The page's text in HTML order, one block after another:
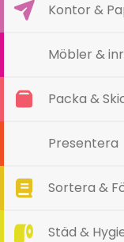
Kontor &
Möbler &
Packa &
Presentera
Sortera &
Städ &